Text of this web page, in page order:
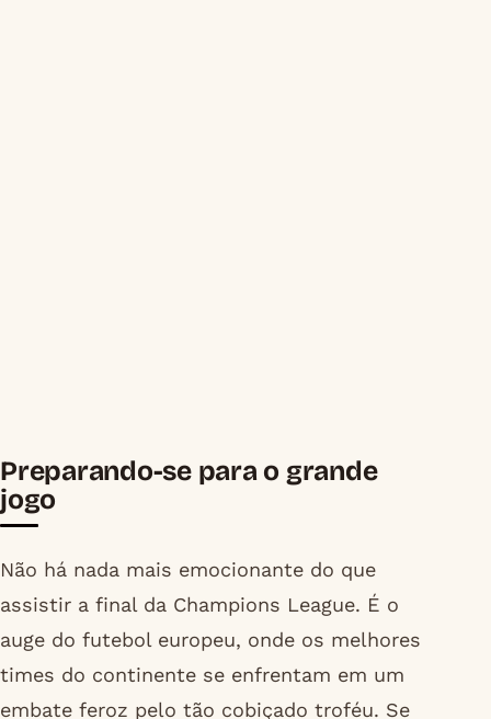
Preparando-se para o grande
jogo
Não há nada mais emocionante do que
assistir a final da Champions League. É o
auge do futebol europeu, onde os melhores
times do continente se enfrentam em um
embate feroz pelo tão cobiçado troféu. Se